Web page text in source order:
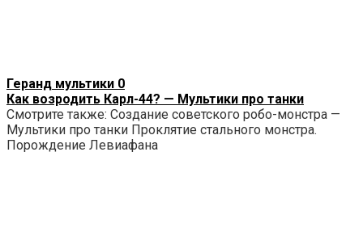
Геранд мультики 0
Как возродить Карл-44? — Мультики про танки
Смотрите также: Создание советского робо-монстра —
Мультики про танки Проклятие стального монстра.
Порождение Левиафана